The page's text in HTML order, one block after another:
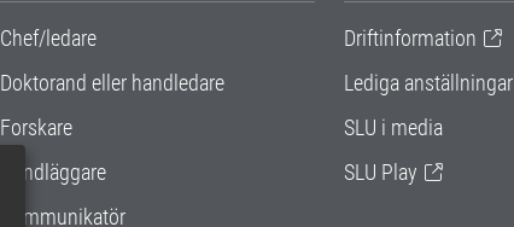
Chef/ledare
Doktorand eller handledare
Forskare
Handläggare
Kommunikatör
Driftinformation
Lediga anställningar
SLU i media
SLU Play